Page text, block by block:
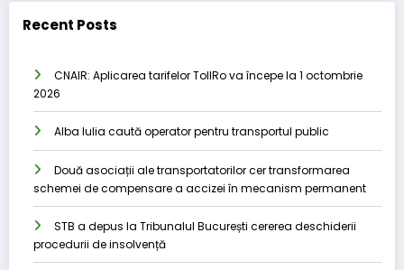
Recent Posts
CNAIR: Aplicarea tarifelor TollRo va începe la 1 octombrie
2026
Alba Iulia caută operator pentru transportul public
Două asociații ale transportatorilor cer transformarea
schemei de compensare a accizei în mecanism permanent
STB a depus la Tribunalul București cererea deschiderii
procedurii de insolvență